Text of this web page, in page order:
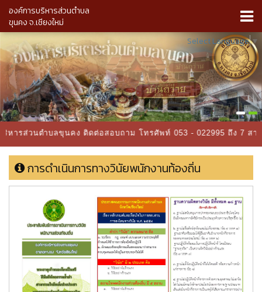
องค์การบริหารส่วนตำบล
ขุนคง จ.เชียงใหม่
Select Language▼
ารส่วนตำบลขุนคง ติดต่อสอบถาม โทรศัพท์ 053 - 022995 ถึง 7 สา
การดำเนินการทางวินัยพนักงานท้องถิ่น